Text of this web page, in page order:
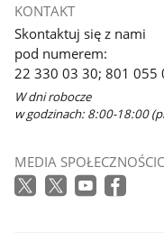
KONTAKT
Skontaktuj się z nami
pod numerem:
22 330 03 30; 801 055
W dni robocze
w godzinach: 8:00-18:00
MEDIA